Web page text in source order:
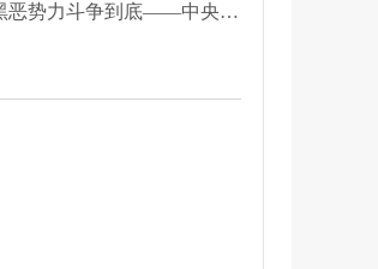
坚定不移与黑恶势力斗争到底——中央政法委负责同志就开展深化扫黑除恶专项斗争有关问题答记者问